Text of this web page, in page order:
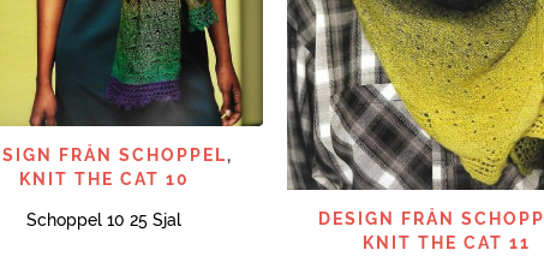
SNABBTITT
FRÅN SCHOPPEL,
KNIT THE CAT 10
Schoppel 10 25 Sjal SNABBTITT
DESIGN FRÅN
KNIT THE CAT 11